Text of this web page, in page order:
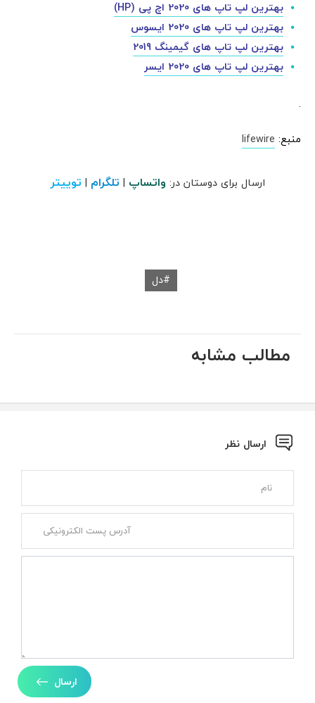
بهترین لپ تاپ های 2020 اچ پی (HP)
بهترین لپ تاپ های 2020 ایسوس
بهترین لپ تاپ های گیمینگ 2019
بهترین لپ تاپ های 2020 ایسر
.
منبع: lifewire
ارسال برای دوستان در: واتساپ | تلگرام | توییتر
دل
مطالب مشابه
ارسال نظر
ارسال